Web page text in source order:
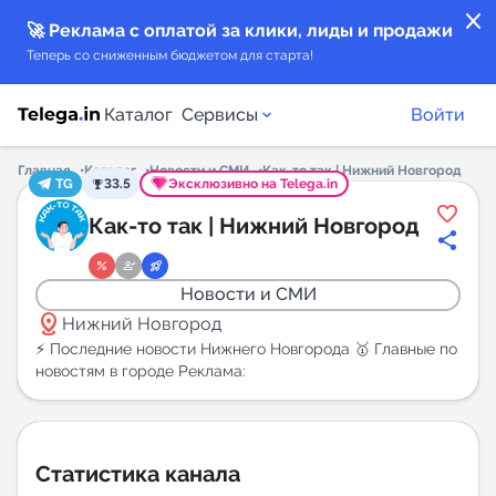
close
🚀 Реклама с оплатой за клики, лиды и продажи
Теперь со сниженным бюджетом для старта!
Каталог Сервисы
Каталог каналов
Каталог ботов
Горящие предложения
Индекс читаемости каналов в Telegram
New
New
Войти
Главная Каталог Новости и СМИ
Как-то так | Нижний Новгород
TG
33.5 Эксклюзивно на Telega.in
Как-то так | Нижний Новгород
Новости и СМИ
distance Нижний Новгород
⚡️ Последние новости Нижнего Новгорода 🥇 Главные по
новостям в городе Реклама:
Статистика канала